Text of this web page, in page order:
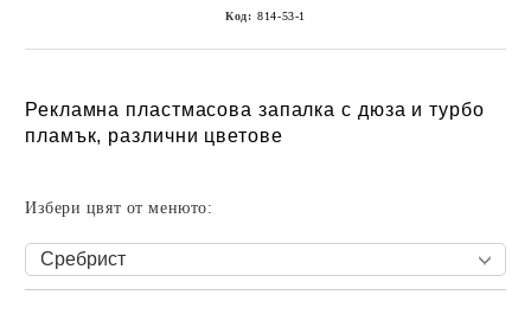
Код: 814-53-1
Рекламна пластмасова запалка с дюза и турбо
пламък, различни цветове
Избери цвят от менюто: